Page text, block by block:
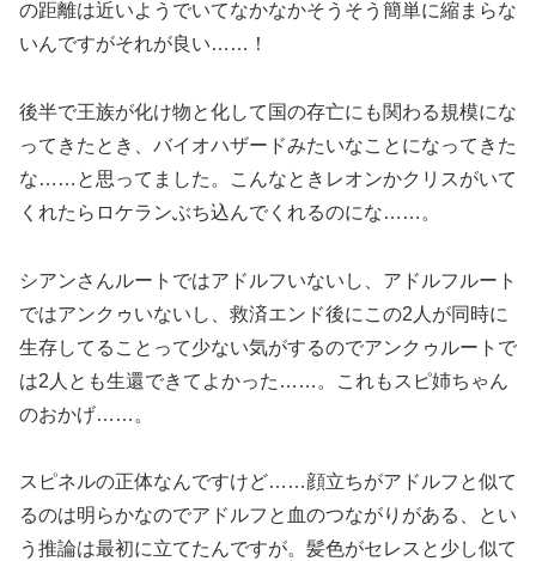
の距離は近いようでいてなかなかそうそう簡単に縮まらな
いんですがそれが良い……！
後半で王族が化け物と化して国の存亡にも関わる規模にな
ってきたとき、バイオハザードみたいなことになってきた
な……と思ってました。こんなときレオンかクリスがいて
くれたらロケランぶち込んでくれるのにな……。
シアンさんルートではアドルフいないし、アドルフルート
ではアンクゥいないし、救済エンド後にこの2人が同時に
生存してることって少ない気がするのでアンクゥルートで
は2人とも生還できてよかった……。これもスピ姉ちゃん
のおかげ……。
スピネルの正体なんですけど……顔立ちがアドルフと似て
るのは明らかなのでアドルフと血のつながりがある、とい
う推論は最初に立てたんですが。髪色がセレスと少し似て